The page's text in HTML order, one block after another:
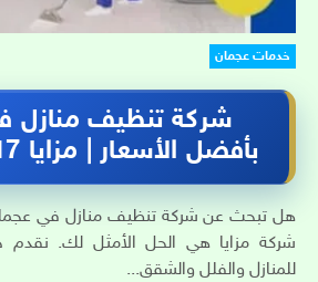
خدمات عجمان
شركة تنظيف منازل
بأفضل الأسعار | مزايا 0556017417
هل تبحث عن شركة تنظيف منازل في
شركة مزايا هي الحل الأمثل لك.
للمنازل والفلل والشقق...